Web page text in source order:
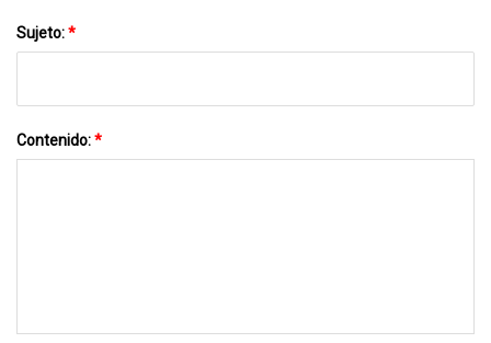
Sujeto:*
Contenido:*